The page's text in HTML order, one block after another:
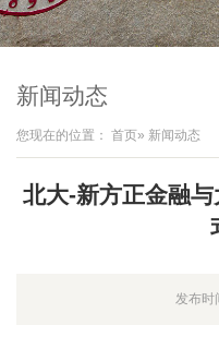
新闻动态
您现在的位置： 首页» 新闻动态
北大-新方正金融
发布时